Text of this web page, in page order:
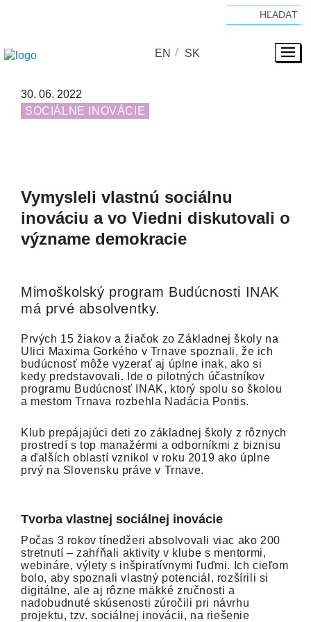
EN SK
30. 06. 2022
SOCIÁLNE INOVÁCIE
Vymysleli vlastnú sociálnu
inováciu a vo Viedni diskutovali o
význame demokracie
Mimoškolský program Budúcnosti INAK
má prvé absolventky.
Prvých 15 žiakov a žiačok zo Základnej školy na
Ulici Maxima Gorkého v Trnave spoznali, že ich
budúcnosť môže vyzerať aj úplne inak, ako si
kedy predstavovali. Ide o pilotných účastníkov
programu Budúcnosť INAK, ktorý spolu so školou
a mestom Trnava rozbehla Nadácia Pontis.
Klub prepájajúci deti zo základnej školy z rôznych
prostredí s top manažérmi a odborníkmi z biznisu
a ďalších oblastí vznikol v roku 2019 ako úplne
prvý na Slovensku práve v Trnave.
Tvorba vlastnej sociálnej inovácie
Počas 3 rokov tínedžeri absolvovali viac ako 200
stretnutí – zahŕňali aktivity v klube s mentormi,
webináre, výlety s inšpiratívnymi ľuďmi. Ich cieľom
bolo, aby spoznali vlastný potenciál, rozšírili si
digitálne, ale aj rôzne mäkké zručnosti a
nadobudnuté skúsenosti zúročili pri návrhu
projektu, tzv. sociálnej inovácii, na riešenie